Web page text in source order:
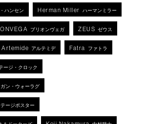
ハンセン Herman Miller ハーマンミラー
ブリオンヴェガ ZEUS ゼウス
Artemide アルテミデ Fatra ファトラ
ージ・クロック
ン・ウォーラグ
ージポスター